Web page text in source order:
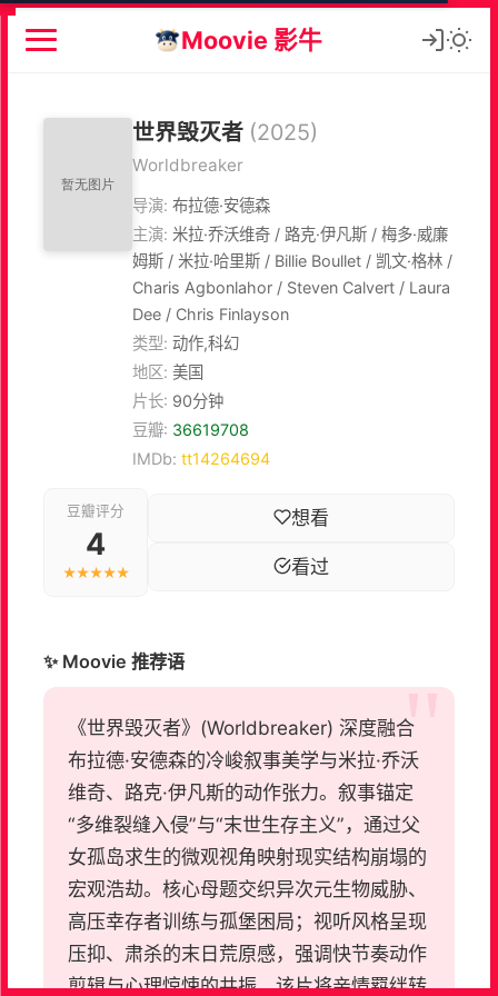
Moovie 影牛
世界毁灭者 (2025)
Worldbreaker
导演: 布拉德·安德森
主演: 米拉·乔沃维奇 / 路克·伊凡斯 / 梅多·威廉
姆斯 / 米拉·哈里斯 / Billie Boullet / 凯文·格林 /
Charis Agbonlahor / Steven Calvert / Laura
Dee / Chris Finlayson
类型: 动作,科幻
地区: 美国
片长: 90分钟
豆瓣: 36619708
IMDb: tt14264694
豆瓣评分
4
★★★★★
想看
看过
✨ Moovie 推荐语
《世界毁灭者》(Worldbreaker) 深度融合
布拉德·安德森的冷峻叙事美学与米拉·乔沃
维奇、路克·伊凡斯的动作张力。叙事锚定
“多维裂缝入侵”与“末世生存主义”，通过父
女孤岛求生的微观视角映射现实结构崩塌的
宏观浩劫。核心母题交织异次元生物威胁、
高压幸存者训练与孤堡困局；视听风格呈现
压抑、肃杀的末日荒原感，强调快节奏动作
剪辑与心理惊悚的共振。该片将亲情羁绊转